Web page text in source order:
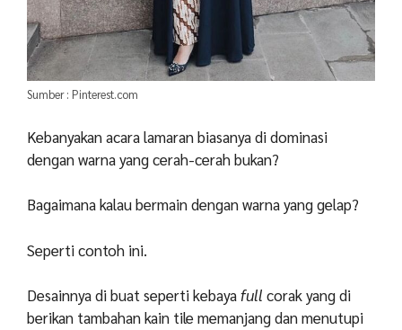
Sumber : Pinterest.com
Kebanyakan acara lamaran biasanya di dominasi
dengan warna yang cerah-cerah bukan?
Bagaimana kalau bermain dengan warna yang gelap?
Seperti contoh ini.
Desainnya di buat seperti kebayafull corak yang di
berikan tambahan kain tile memanjang dan menutupi